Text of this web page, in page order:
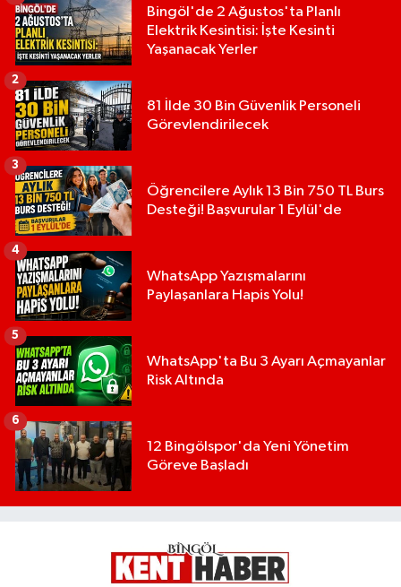
Bingöl'de 2 Ağustos'ta Planlı
Elektrik Kesintisi: İşte Kesinti
Yaşanacak Yerler
81 İlde 30 Bin Güvenlik Personeli
Görevlendirilecek
2
Öğrencilere Aylık 13 Bin 750 TL Burs
Desteği! Başvurular 1 Eylül'de
3
WhatsApp Yazışmalarını
Paylaşanlara Hapis Yolu!
4
WhatsApp'ta Bu 3 Ayarı Açmayanlar
Risk Altında
5
12 Bingölspor'da Yeni Yönetim
Göreve Başladı
6